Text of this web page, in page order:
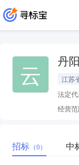
云 丹
江苏
法定代
经营范
招标 （0） 中